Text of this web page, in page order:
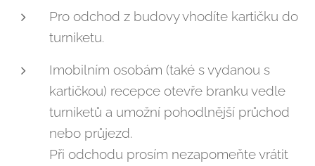
Pro odchod z budovy vhodíte kartičku do
turniketu.
Imobilním osobám (také s vydanou s
kartičkou) recepce otevře branku vedle
turniketů a umožní pohodlnější průchod
nebo průjezd.
Při odchodu prosím nezapomeňte vrátit